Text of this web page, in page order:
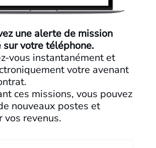
une alerte de mission
votre téléphone.
vous instantanément et
votre avenant
ces missions, vous pouvez
nouveaux postes et
vos revenus.